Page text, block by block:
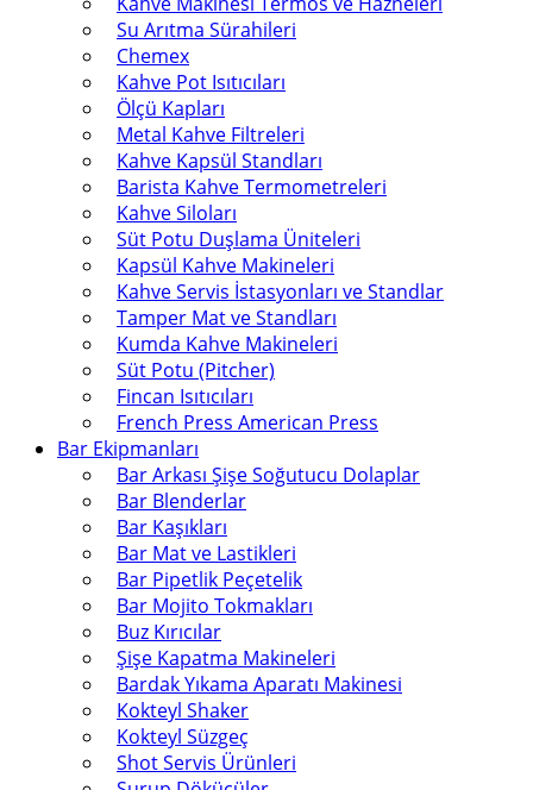
Su Arıtma Sürahileri
Chemex
Kahve Pot Isıtıcıları
Ölçü Kapları
Metal Kahve Filtreleri
Kahve Kapsül Standları
Barista Kahve Termometreleri
Kahve Siloları
Süt Potu Duşlama Üniteleri
Kapsül Kahve Makineleri
Kahve Servis İstasyonları ve Standlar
Tamper Mat ve Standları
Kumda Kahve Makineleri
Süt Potu (Pitcher)
Fincan Isıtıcıları
French Press American Press
Bar Ekipmanları
Bar Arkası Şişe Soğutucu Dolaplar
Bar Blenderlar
Bar Kaşıkları
Bar Mat ve Lastikleri
Bar Pipetlik Peçetelik
Bar Mojito Tokmakları
Buz Kırıcılar
Şişe Kapatma Makineleri
Bardak Yıkama Aparatı Makinesi
Kokteyl Shaker
Kokteyl Süzgeç
Shot Servis Ürünleri